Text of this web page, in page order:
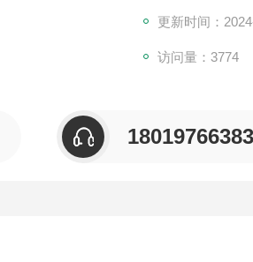
更新时间：
访问量：3774
18019766383